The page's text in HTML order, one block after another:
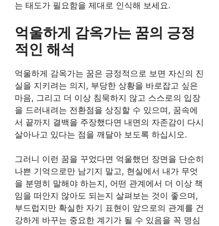
는 태도가 필요함을 제대로 인식해 보세요.
억울하게 감옥가는 꿈의 긍정
적인 해석
억울하게 감옥가는 꿈은 긍정적으로 보면 자신의 진
실을 지키려는 의지, 부당한 상황을 바로잡고 싶은
마음, 그리고 더 이상 침묵하지 않고 스스로의 입장
을 드러내려는 전환점을 상징할 수 있으며, 꿈속에
서 끝까지 결백을 주장했다면 내면의 자존감이 다시
살아나고 있다는 점을 깨달아 보도록 하십시오.
그러니 이런 꿈을 꾸었다면 억울했던 장면을 단순히
나쁜 기억으로만 남기지 말고, 현실에서 내가 무엇
을 분명히 말해야 하는지, 어떤 관계에서 더 이상 책
임을 떠안지 않아도 되는지 살펴보는 것이 좋으며,
부드럽지만 확실한 자기 표현이 앞으로의 관계를 건
강하게 바꾸는 중요한 계기가 될 수 있음을 꼭 명심